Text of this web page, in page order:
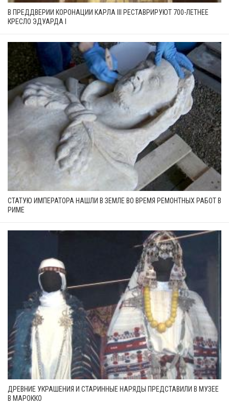
В ПРЕДДВЕРИИ КОРОНАЦИИ КАРЛА III РЕСТАВРИРУЮТ 700-ЛЕТНЕЕ
КРЕСЛО ЭДУАРДА I
СТАТУЮ ИМПЕРАТОРА НАШЛИ В ЗЕМЛЕ ВО ВРЕМЯ РЕМОНТНЫХ РАБОТ В
РИМЕ
ДРЕВНИЕ УКРАШЕНИЯ И СТАРИННЫЕ НАРЯДЫ ПРЕДСТАВИЛИ В МУЗЕЕ
В МАРОККО